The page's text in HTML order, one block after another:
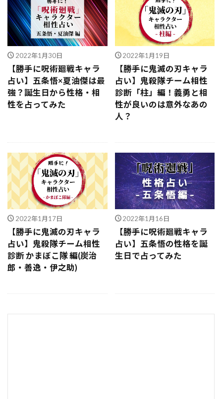
2022年1月30日
【勝手に呪術廻戦キャラ
占い】五条悟×夏油傑は最
強？誕生日から性格・相
性を占ってみた
2022年1月19日
【勝手に鬼滅の刃キャラ
占い】鬼殺隊チーム相性
診断「柱」編！義勇と相
性が良いのは意外なあの
人？
2022年1月17日
【勝手に鬼滅の刃キャラ
占い】鬼殺隊チーム相性
診断 かまぼこ隊 編(炭治
郎・善逸・伊之助)
2022年1月16日
【勝手に呪術廻戦キャラ
占い】五条悟の性格を誕
生日で占ってみた